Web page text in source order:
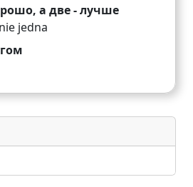
а две - лучше
jedna